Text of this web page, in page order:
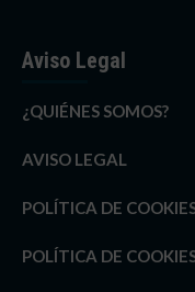
Aviso Legal
¿QUIÉNES SOMOS?
AVISO LEGAL
POLÍTICA DE
POLÍTICA DE